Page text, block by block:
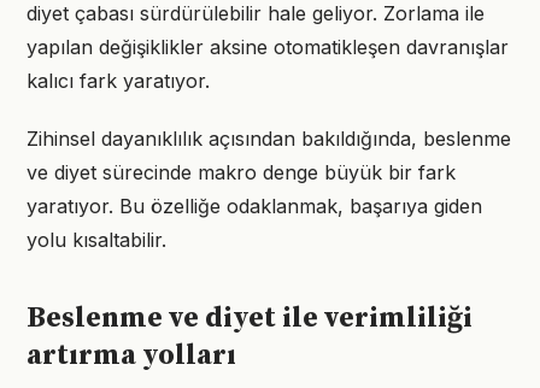
diyet çabası sürdürülebilir hale geliyor. Zorlama ile
yapılan değişiklikler aksine otomatikleşen davranışlar
kalıcı fark yaratıyor.
Zihinsel dayanıklılık açısından bakıldığında, beslenme
ve diyet sürecinde makro denge büyük bir fark
yaratıyor. Bu özelliğe odaklanmak, başarıya giden
yolu kısaltabilir.
Beslenme ve diyet ile verimliliği
artırma yolları